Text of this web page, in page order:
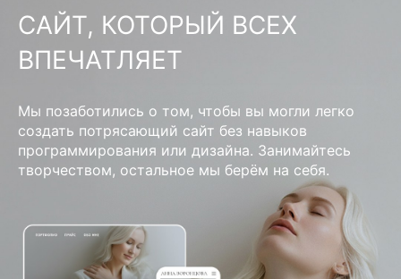
САЙТ, КОТОРЫЙ ВСЕХ
ВПЕЧАТЛЯЕТ
Мы позаботились о том, чтобы вы могли легко
создать потрясающий сайт без навыков
программирования или дизайна. Занимайтесь
творчеством, остальное мы берём на себя.